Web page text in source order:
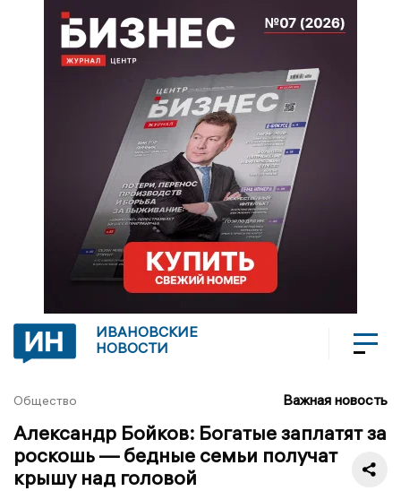
ИВАНОВСКИЕ
НОВОСТИ
Общество Важная новость
Александр Бойков: Богатые заплатят за
роскошь — бедные семьи получат
крышу над головой